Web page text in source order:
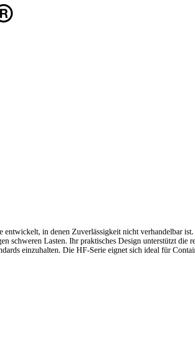
in denen Zuverlässigkeit nicht verhandelbar
schweren Lasten. Ihr praktisches Design unterstützt
einzuhalten. Die HF-Serie eignet sich ideal für